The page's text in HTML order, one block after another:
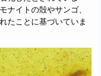
ナイトの殻やサンゴ、
たことに基づいていま